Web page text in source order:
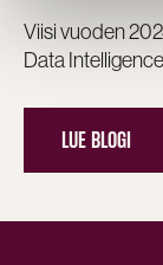
Viisi vuoden
Data
LUE BLOGI